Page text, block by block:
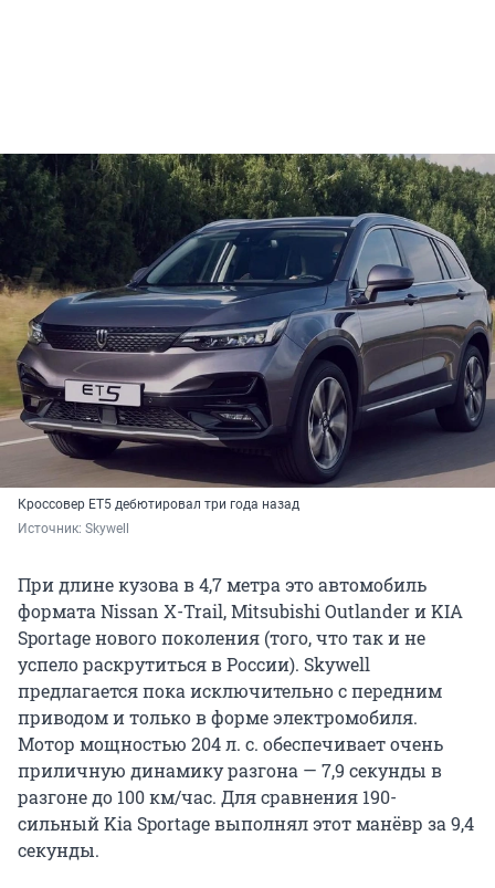
Кроссовер ET5 дебютировал три года назад
Источник: Skywell
При длине кузова в 4,7 метра это автомобиль
формата Nissan X-Trail, Mitsubishi Outlander и KIA
Sportage нового поколения (того, что так и не
успело раскрутиться в России). Skywell
предлагается пока исключительно с передним
приводом и только в форме электромобиля.
Мотор мощностью 204 л. с. обеспечивает очень
приличную динамику разгона — 7,9 секунды в
разгоне до 100 км/час. Для сравнения 190-
сильный Kia Sportage выполнял этот манёвр за 9,4
секунды.